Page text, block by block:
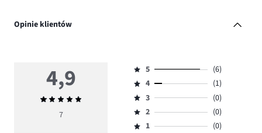
Opinie klientów
4,9
Średnia
ocena
7
Ocena
5,
ilość
głosów
6.
5
(6)
Ocena
4,
ilość
głosów
4
(1)
Ocena
3,
ilość
3
(0)
Ocena
2,
2
(0)
1 (0)